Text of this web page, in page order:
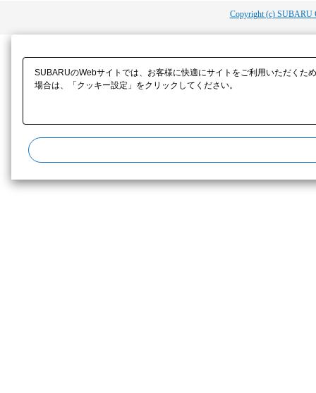
Copyright (c) SUBARU
SUBARUのWebサイトでは、お客様に快適にサイトをご利用いただく
場合は、「クッキー設定」をクリックしてください。​